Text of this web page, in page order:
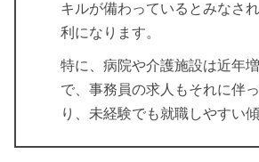
キルが備わっているとみなさ
利になります。
特に、病院や介護施設は近年
で、事務員の求人もそれに伴
り、未経験でも就職しやすい